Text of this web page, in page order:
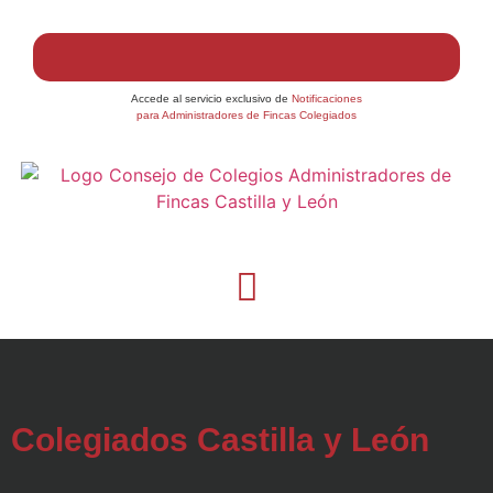
Accede al servicio exclusivo de Notificaciones
para Administradores de Fincas Colegiados
Colegiados Castilla y León